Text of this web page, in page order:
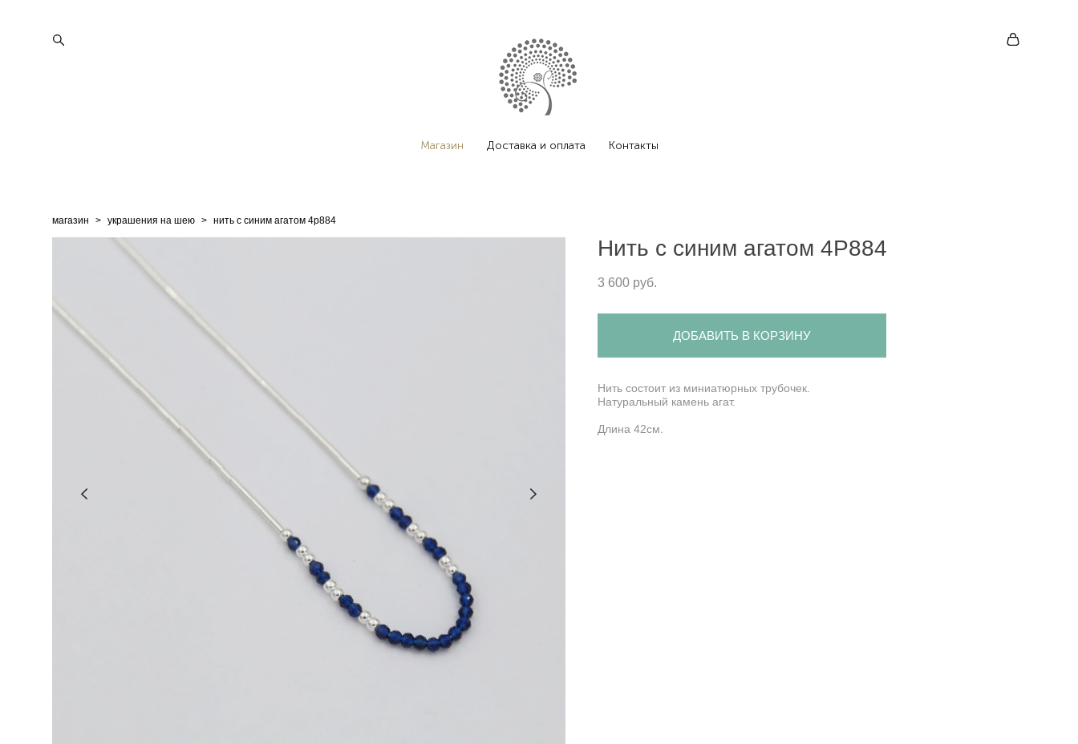
Магазин Доставка и оплата Контакты
магазин > украшения на шею > нить с синим агатом 4p884
Нить с синим агатом 4P884
3 600 pуб.
ДОБАВИТЬ В КОРЗИНУ
Нить состоит из миниатюрных трубочек.
Натуральный камень агат.
Длина 42см.